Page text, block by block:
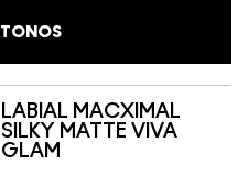
TONOS
LABIAL MACXIMAL
SILKY MATTE VIVA
GLAM